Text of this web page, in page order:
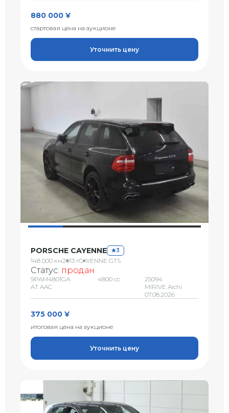
880 000 ¥
стартовая цена на аукционе
Уточнить цену
PORSCHE CAYENNE 3
148 000 км2013 гCAYENNE GTS
Статус: продан
9PAM4801GA
AT AAC
4800 сс
25094
MIRIVE Aichi
07.08.2026
375 000 ¥
итоговая цена на аукционе
Уточнить цену